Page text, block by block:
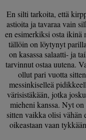
En silti tarkoita, että
astioita ja tavaraa vain
en esimerkiksi osta ikinä
tällöin on löytynyt
on kasassa salaatti- ja
tarvinnut ostaa uutena.
ollut pari vuotta
messinkiselleä
värisistäkään, jotka
mieheni kanssa. Nyt
sitten vaikka olisi vähän
oikeastaan vaan